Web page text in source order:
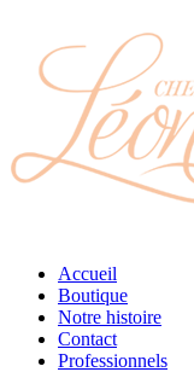
Accueil
Boutique
Notre histoire
Contact
Professionnels